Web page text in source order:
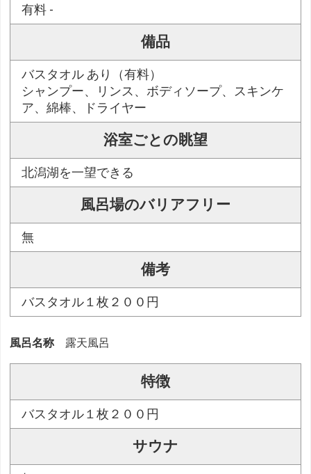
有料 -
備品
バスタオル あり（有料）
シャンプー、リンス、ボディソープ、スキンケ
ア、綿棒、ドライヤー
浴室ごとの眺望
北潟湖を一望できる
風呂場のバリアフリー
無
備考
バスタオル１枚２００円
風呂名称 露天風呂
特徴
バスタオル１枚２００円
サウナ